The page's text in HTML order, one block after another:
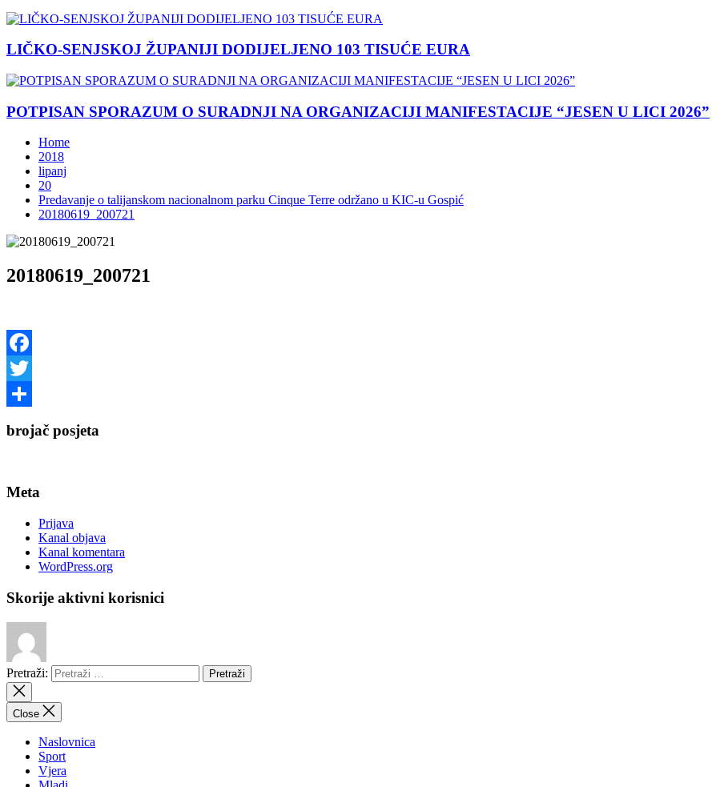
LIČKO-SENJSKOJ ŽUPANIJI DODIJELJENO 103 TISUĆE EURA
POTPISAN SPORAZUM O SURADNJI NA ORGANIZACIJI MANIFESTACIJE “JESEN U LICI 2026”
Home
2018
lipanj
20
Predavanje o talijanskom nacionalnom parku Cinque Terre održano u KIC-u Gospić
20180619_200721
20180619_200721
Facebook
Twitter
brojač posjeta
Meta
Prijava
Kanal objava
Kanal komentara
WordPress.org
Skorije aktivni korisnici
Pretraži:
Close
Naslovnica
Sport
Vjera